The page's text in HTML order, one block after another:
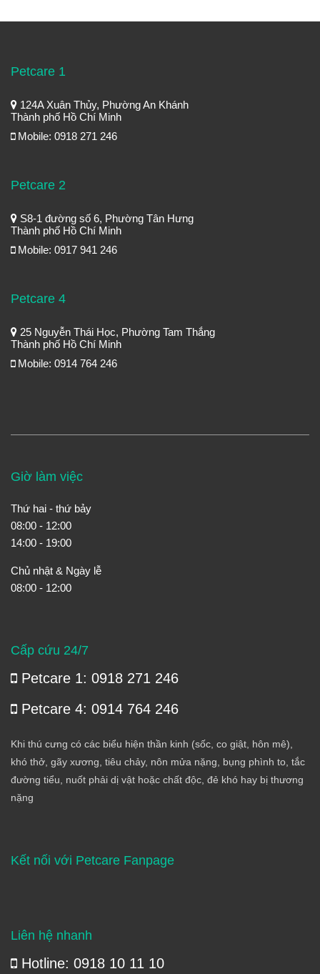
Petcare 1
124A Xuân Thủy, Phường An Khánh
Thành phố Hồ Chí Minh
Mobile: 0918 271 246
Petcare 2
S8-1 đường số 6, Phường Tân Hưng
Thành phố Hồ Chí Minh
Mobile: 0917 941 246
Petcare 4
25 Nguyễn Thái Học, Phường Tam Thắng
Thành phố Hồ Chí Minh
Mobile: 0914 764 246
Giờ làm việc
Thứ hai - thứ bảy
08:00 - 12:00
14:00 - 19:00
Chủ nhật & Ngày lễ
08:00 - 12:00
Cấp cứu 24/7
Petcare 1: 0918 271 246
Petcare 4: 0914 764 246
Khi thú cưng có các biểu hiện thần kinh (sốc, co giật, hôn mê),
khó thở, gãy xương, tiêu chảy, nôn mửa nặng, bụng phình to, tắc
đường tiểu, nuốt phải dị vật hoặc chất độc, đẻ khó hay bị thương
nặng
Kết nối với Petcare Fanpage
Liên hệ nhanh
Hotline: 0918 10 11 10